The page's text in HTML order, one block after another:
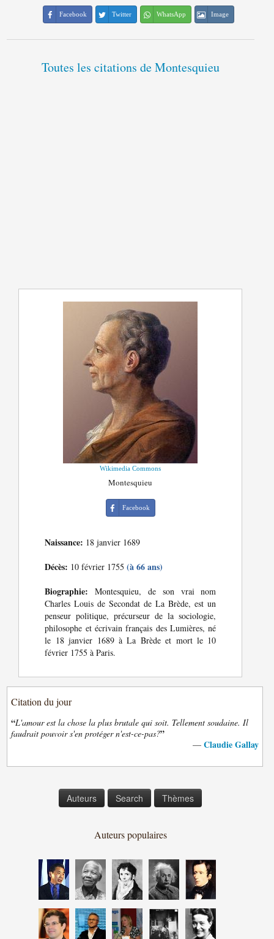
Facebook Twitter WhatsApp Image
Toutes les citations de Montesquieu
Wikimedia Commons
Montesquieu
Facebook
Naissance: 18 janvier 1689
Décès: 10 février 1755(à 66 ans)
Biographie: Montesquieu, de son vrai nom
Charles Louis de Secondat de La Brède, est un
penseur politique, précurseur de la sociologie,
philosophe et écrivain français des Lumières, né
le 18 janvier 1689 à La Brède et mort le 10
février 1755 à Paris.
Citation du jour
“L'amour est la chose la plus brutale qui soit. Tellement soudaine. Il
faudrait pouvoir s'en protéger n'est-ce-pas?”
— Claudie Gallay
Auteurs Search Thèmes
Auteurs populaires